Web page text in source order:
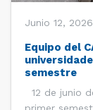
Junio 12, 2026
Equipo del
semestre
12 de junio